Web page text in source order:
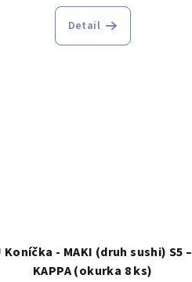
Detail
Koníčka - MAKI (druh sushi) S5 –
KAPPA (okurka 8 ks)